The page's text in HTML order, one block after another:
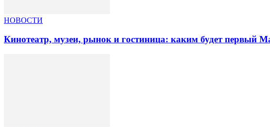
НОВОСТИ
Кинотеатр, музеи, рынок и гостиница: каким будет первый